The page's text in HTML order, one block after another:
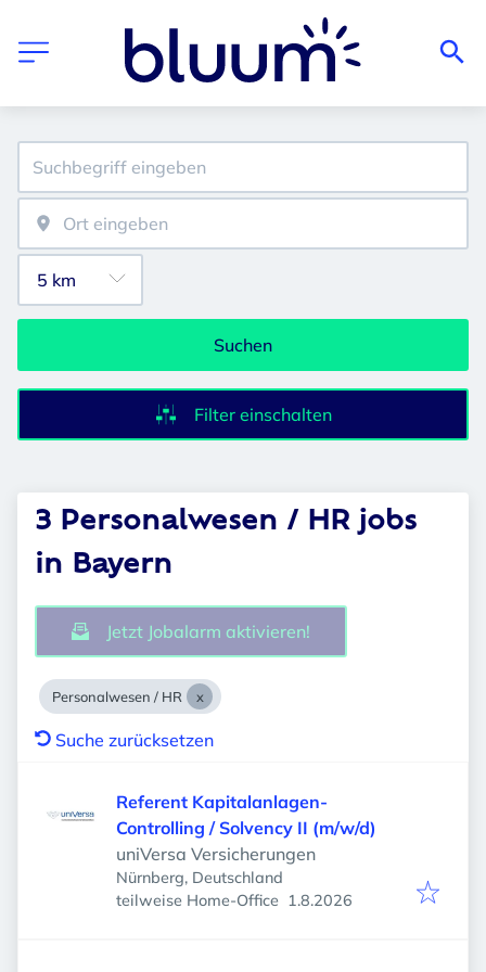
Suchen
Filter einschalten
3 Personalwesen / HR jobs
in Bayern
Jetzt Jobalarm aktivieren!
Personalwesen / HR
Suche zurücksetzen
Referent Kapitalanlagen-
Controlling / Solvency II (m/w/d)
uniVersa Versicherungen
Nürnberg, Deutschland
teilweise Home-Office Veröffentlicht
1.8.2026